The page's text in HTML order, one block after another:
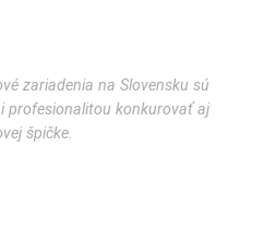
zariadenia na Slovensku sú
profesionalitou konkurovať aj
špičke.